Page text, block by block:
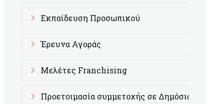
Εκπαίδευση Προσωπικού
Έρευνα Αγοράς
Μελέτες Franchising
Προετοιμασία συμμετοχής σε Δημόσιους